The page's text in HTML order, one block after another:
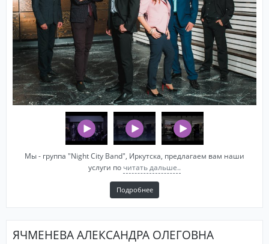
Мы - группа "Night City Band", Иркутска, предлагаем вам наши
услуги по читать дальше..
Подробнее
ЯЧМЕНЕВА АЛЕКСАНДРА ОЛЕГОВНА